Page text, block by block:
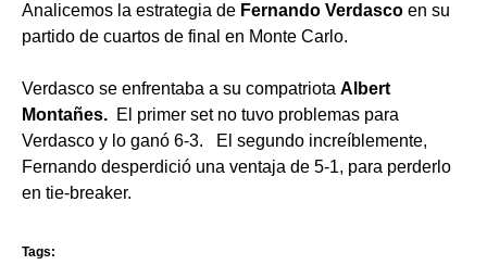
Analicemos la estrategia de Fernando Verdasco en su
partido de cuartos de final en Monte Carlo.
Verdasco se enfrentaba a su compatriota Albert
Montañes. El primer set no tuvo problemas para
Verdasco y lo ganó 6-3. El segundo increíblemente,
Fernando desperdició una ventaja de 5-1, para perderlo
en tie-breaker.
Tags: